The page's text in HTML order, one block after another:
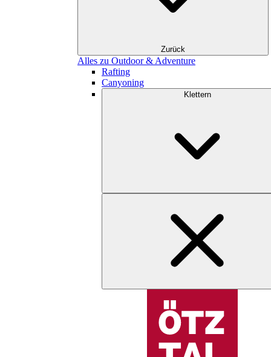
Zurück
Alles zu Outdoor & Adventure
Rafting
Canyoning
Klettern